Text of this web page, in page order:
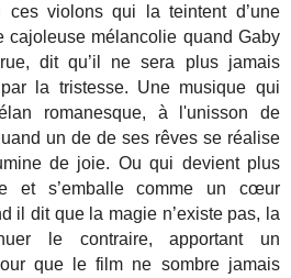
ces violons qui la teintent d’une
cajoleuse mélancolie quand Gaby
dit qu’il ne sera plus jamais
la tristesse. Une musique qui
romanesque, à l'unisson de
un de de ses rêves se réalise
de joie. Ou qui devient plus
et s’emballe comme un cœur
il dit que la magie n’existe pas, la
le contraire, apportant un
que le film ne sombre jamais